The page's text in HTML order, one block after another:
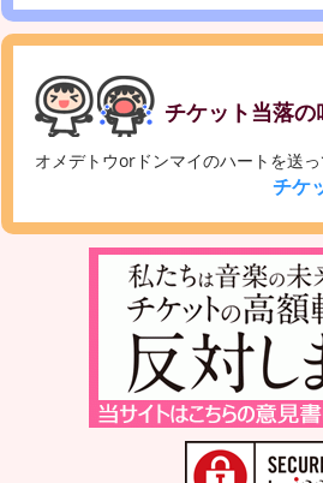
チケット当落の
オメデトウorドンマイのハートを送
チケ